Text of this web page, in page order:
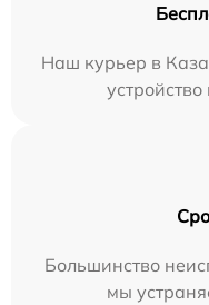
Наш курьер в
Большинство
мы